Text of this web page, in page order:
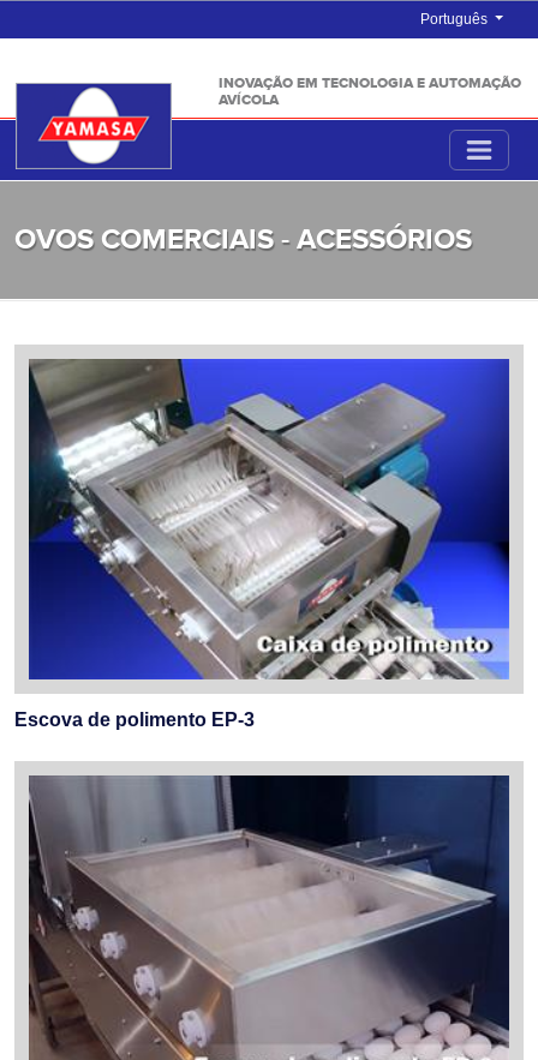
Português
INOVAÇÃO EM TECNOLOGIA E AUTOMAÇÃO
AVÍCOLA
OVOS COMERCIAIS - ACESSÓRIOS
Escova de polimento EP-3